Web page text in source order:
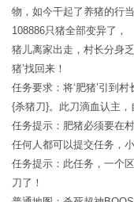
物，如今干起了养猪的行
108886只猪全部变异了，
猪儿离家出走，村长分身
猪’找回来！
任务要求：将‘肥猪’引到
{杀猪刀}。此刀滴血认主，
任务提示：肥猪必须要在
任何人都可以提交任务，
任务提示：此任务，一个
刀了！